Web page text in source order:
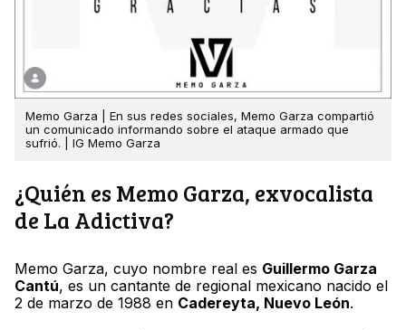
Memo Garza | En sus redes sociales, Memo Garza compartió
un comunicado informando sobre el ataque armado que
sufrió. | IG Memo Garza
¿Quién es Memo Garza, exvocalista
de La Adictiva?
Memo Garza, cuyo nombre real es Guillermo Garza
Cantú, es un cantante de regional mexicano nacido el
2 de marzo de 1988 en Cadereyta, Nuevo León.